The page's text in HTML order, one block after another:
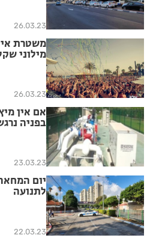
26.03.23
משטרת
מילוני
26.03.23
אם אין
בפניה
23.03.23
יום
לתנועה
22.03.23